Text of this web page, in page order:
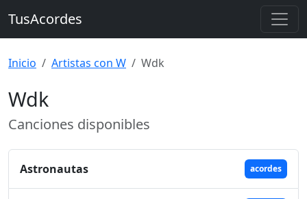
TusAcordes
Inicio Artistas con W Wdk
Wdk
Canciones disponibles
Astronautas acordes